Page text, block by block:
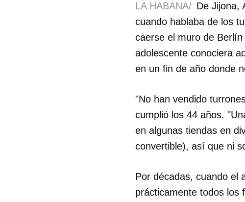
LA HABANA/ De Jijona,
cuando hablaba de los
caerse el muro de
adolescente conociera
en un fin de año donde
"No han vendido
cumplió los 44 años.
en algunas tiendas en
convertible), así que ni
Por décadas, cuando el
prácticamente todos los